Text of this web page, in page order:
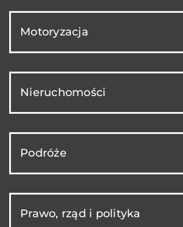
Motoryzacja
Nieruchomości
Podróże
Prawo, rząd i polityka